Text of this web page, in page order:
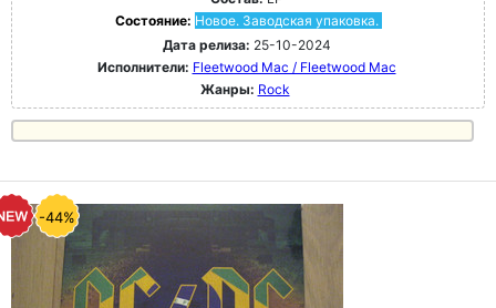
Состояние: Новое. Заводская упаковка.
Дата релиза: 25-10-2024
Исполнители: Fleetwood Mac / Fleetwood Mac
Жанры: Rock
-44%